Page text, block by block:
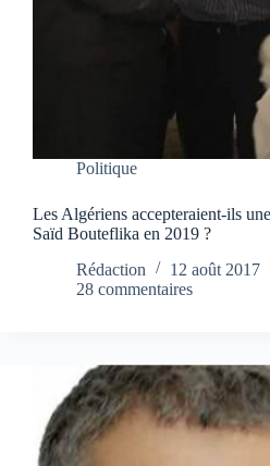
Politique
Les Algériens accepteraient-ils
Saïd Bouteflika en 2019 ?
Rédaction
12 août 2017
28 commentaires